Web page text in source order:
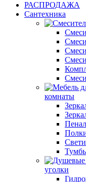
РАСПРОДАЖА
Сантехника
комнаты
уголки